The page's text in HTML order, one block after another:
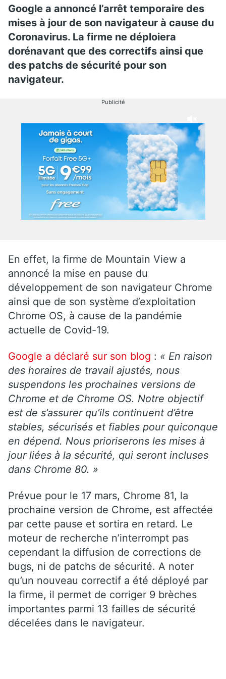
Google a annoncé l’arrêt temporaire des
mises à jour de son navigateur à cause du
Coronavirus. La firme ne déploiera
dorénavant que des correctifs ainsi que
des patchs de sécurité pour son
navigateur.
Publicité
En effet, la firme de Mountain View a
annoncé la mise en pause du
développement de son navigateur Chrome
ainsi que de son système d’exploitation
Chrome OS, à cause de la pandémie
actuelle de Covid-19.
Google a déclaré sur son blog : « En raison
des horaires de travail ajustés, nous
suspendons les prochaines versions de
Chrome et de Chrome OS. Notre objectif
est de s’assurer qu’ils continuent d’être
stables, sécurisés et fiables pour quiconque
en dépend. Nous prioriserons les mises à
jour liées à la sécurité, qui seront incluses
dans Chrome 80. »
Prévue pour le 17 mars, Chrome 81, la
prochaine version de Chrome, est affectée
par cette pause et sortira en retard. Le
moteur de recherche n’interrompt pas
cependant la diffusion de corrections de
bugs, ni de patchs de sécurité. A noter
qu’un nouveau correctif a été déployé par
la firme, il permet de corriger 9 brèches
importantes parmi 13 failles de sécurité
décelées dans le navigateur.